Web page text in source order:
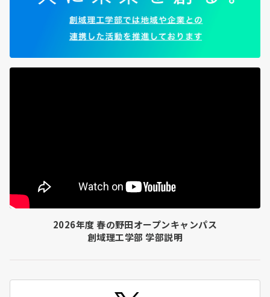
2026年度 春の野田オープンキャンパス
創域理工学部 学部説明